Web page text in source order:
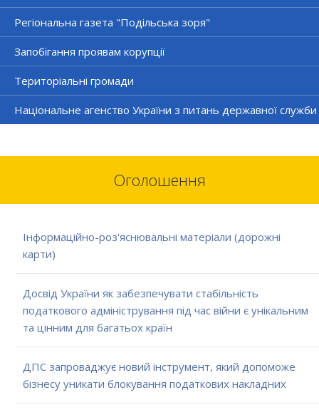
Регіональна газета "Подільська зоря"
Запобігання проявам корупції
Територіальні громади
Національне агенство України з питань державної служби
Оголошення
Інформаційно-роз'яснювальні матеріали (дорожні
карти)
Досвід України як забезпечувати стабільність
податкового адміністрування під час війни є унікальним
та цінним для багатьох країн
ДПС запроваджує новий інструмент, який допоможе
бізнесу уникати блокування податкових накладних